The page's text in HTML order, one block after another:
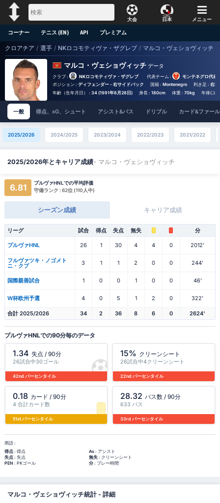
大会 日本 メニュー
コーナー テニス (EN) API プレミアム
クロアチア / 選手 / NKロコモティヴァ・ザグレブ / マルコ・ヴェショヴィッチ
マルコ・ヴェショヴィッチ データ
クラブ : NKロコモティヴァ・ザグレブ 代表チーム :
モンテネグロ代表
ポジション : ディフェンダー - 右サイドバック 国籍 : Montenegro 利き足 : 右利
年齢（生年月日） : 34 (1991年8月28日) 身長 : 180cm 体重 : 70kg 年俸(ユ
一般 得点、xG、シュート アシスト&パス ドリブル カード&ファール
2025/2026 2024/2025 2023/2024 2022/2023 2021/2022
2025/2026年とキャリア成績- マルコ・ヴェショヴィッチ
6.81
プルヴァHNLでの平均評価
守備ランク : 62位 (110人中)
シーズン成績 キャリア成績
リーグ 試合 得点 失点 無失 分
プルヴァHNL 26 1 30 4 4 0 2012'
フルヴァツキ・ノゴメト
ニ・クプ 3 1 1 2 0 0 244'
国際親善試合 1 0 0 1 0 0 46'
W杯欧州予選 4 0 5 1 2 0 322'
合計 2025/2026 34 2 36 8 6 0 2624'
プルヴァHNLでの90分毎のデータ
1.34 失点 / 90分
26試合中30ゴール
42nd パーセンタイル
15% クリーンシート
26試合中4クリーンシート
22nd パーセンタイル
0.18 カード / 90分
4 合計カード数
51st パーセンタイル
28.32 パス数 / 90分
633 パス
33rd パーセンタイル
用語 :
得点: 得点 As: アシスト
失点: 失点 無失: クリーンシート
PEN : PKゴール 分: プレー時間
マルコ・ヴェショヴィッチ統計 - 詳細